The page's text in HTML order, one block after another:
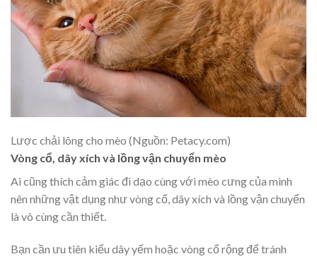
Lược chải lông cho mèo (Nguồn: Petacy.com)
Vòng cổ, dây xích và lồng vận chuyển mèo
Ai cũng thích cảm giác đi dạo cùng với mèo cưng của mình
nên những vật dụng như vòng cổ, dây xích và lồng vận chuyển
là vô cùng cần thiết.
Bạn cần ưu tiên kiểu dây yếm hoặc vòng cổ rộng để tránh